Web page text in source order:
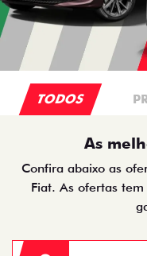
TODOS
As
Confira abaixo as
Fiat. As ofertas